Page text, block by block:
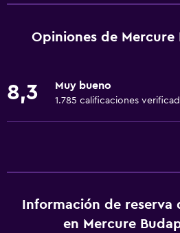
Salas de conferencia
Instalaciones para reuniones
Restaurante
Bar/lounge
Opiniones de Mercure
8,3 Muy bueno
1.785 calificaciones
Información de reserva
en Mercure